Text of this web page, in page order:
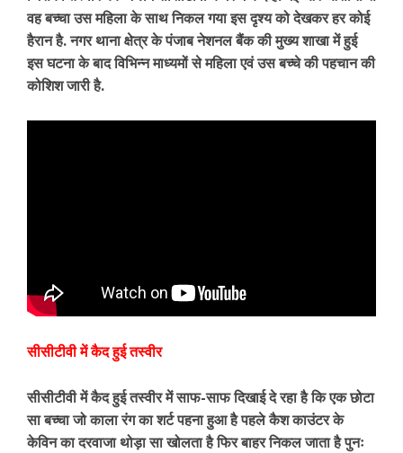
वह बच्चा उस महिला के साथ निकल गया इस दृश्य को देखकर हर कोई
हैरान है.नगर थाना क्षेत्र के पंजाब नेशनल बैंक की मुख्य शाखा में हुई
इस घटना के बाद विभिन्न माध्यमों से महिला एवं उस बच्चे की पहचान की
कोशिश जारी है.
सीसीटीवी में कैद हुई तस्वीर
सीसीटीवी में कैद हुई तस्वीर में साफ-साफ दिखाई दे रहा है कि एक छोटा
सा बच्चा जो काला रंग का शर्ट पहना हुआ है पहले कैश काउंटर के
केविन का दरवाजा थोड़ा सा खोलता है फिर बाहर निकल जाता है पुनः